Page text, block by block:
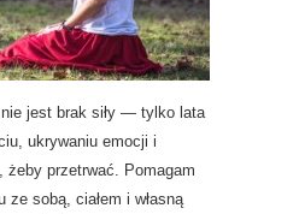
jest brak siły — tylko lata
ukrywaniu emocji i
żeby przetrwać. Pomagam
ze sobą, ciałem i własną